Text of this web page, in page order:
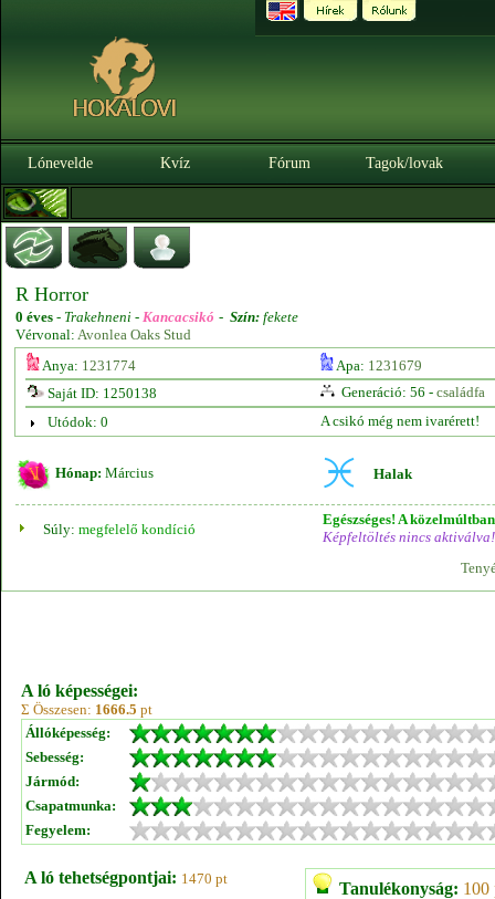
Lónevelde Kvíz Fórum Tagok/lovak
R Horror
0 éves - Trakehneni - Kancacsikó - Szín: fekete
Vérvonal: Avonlea Oaks Stud
Anya: 1231774 Apa: 1231679
Saját ID: 1250138
Generáció: 56 - családfa
Utódok: 0
A csikó még nem ivarérett!
Hónap: Március Halak
Súly: megfelelő kondíció
Egészséges! A
Képfeltöltés nincs aktiválva!
A ló képességei:
Σ Összesen: 1666.5 pt
Állóképesség:
Sebesség:
Jármód:
Csapatmunka:
Fegyelem:
A ló tehetségpontjai: 1470 pt
Tanulékonyság: 100